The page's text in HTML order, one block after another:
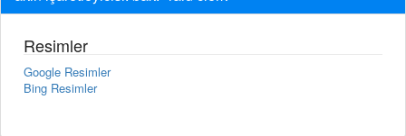
Resimler
Google Resimler
Bing Resimler